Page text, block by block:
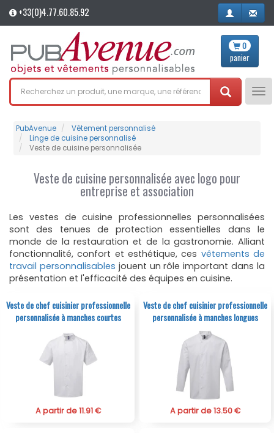
+33(0)4.77.60.85.92
0
panier
PubAvenue
Vêtement personnalisé
Linge de cuisine personnalisé
Veste de cuisine personnalisée
Veste de cuisine personnalisée avec logo pour
entreprise et association
Les vestes de cuisine professionnelles personnalisées
sont des tenues de protection essentielles dans le
monde de la restauration et de la gastronomie. Alliant
fonctionnalité, confort et esthétique, ces vêtements de
travail personnalisables jouent un rôle important dans la
présentation et l'efficacité des équipes en cuisine.
Veste de chef cuisinier professionnelle
personnalisée à manches courtes
A partir de 11.91 €
Veste de chef cuisinier professionnelle
personnalisée à manches longues
A partir de 13.50 €